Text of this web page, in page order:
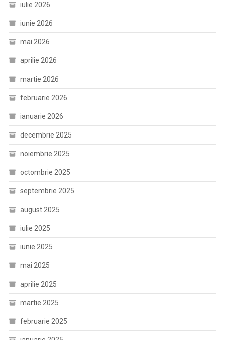
iulie 2026
iunie 2026
mai 2026
aprilie 2026
martie 2026
februarie 2026
ianuarie 2026
decembrie 2025
noiembrie 2025
octombrie 2025
septembrie 2025
august 2025
iulie 2025
iunie 2025
mai 2025
aprilie 2025
martie 2025
februarie 2025